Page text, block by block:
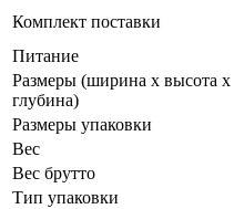
Комплект поставки
Питание
Размеры (ширина х высота х
глубина)
Размеры упаковки
Вес
Вес брутто
Тип упаковки